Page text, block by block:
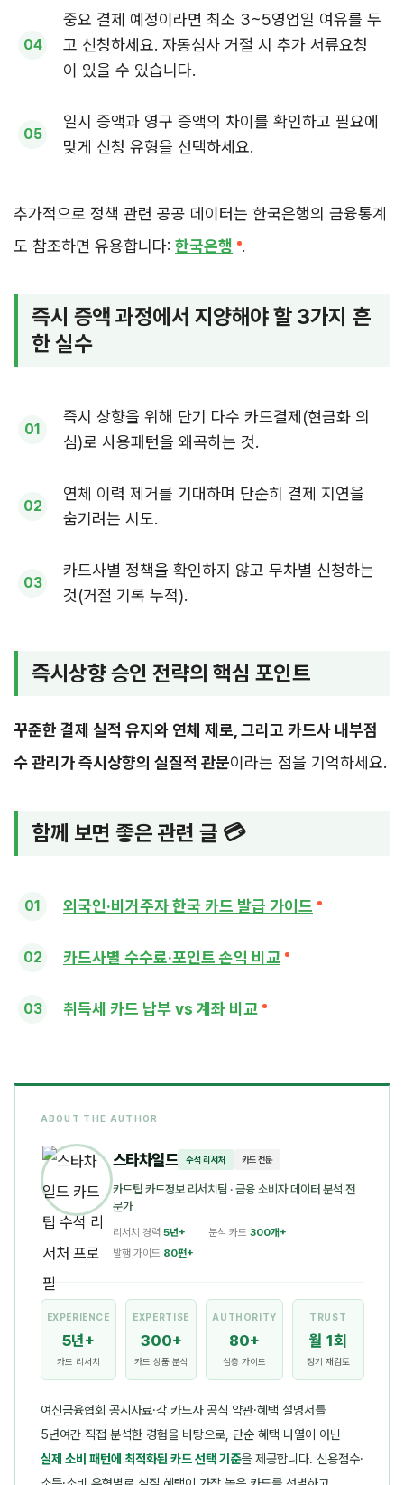
중요 결제 예정이라면 최소 3~5영업일 여유를 두
고 신청하세요. 자동심사 거절 시 추가 서류요청
이 있을 수 있습니다.
일시 증액과 영구 증액의 차이를 확인하고 필요에
맞게 신청 유형을 선택하세요.
추가적으로 정책 관련 공공 데이터는 한국은행의 금융통계
도 참조하면 유용합니다: 한국은행 .
즉시 증액 과정에서 지양해야 할 3가지 흔
한 실수
즉시 상향을 위해 단기 다수 카드결제(현금화 의
심)로 사용패턴을 왜곡하는 것.
연체 이력 제거를 기대하며 단순히 결제 지연을
숨기려는 시도.
카드사별 정책을 확인하지 않고 무차별 신청하는
것(거절 기록 누적).
즉시상향 승인 전략의 핵심 포인트
꾸준한 결제 실적 유지와 연체 제로, 그리고 카드사 내부점
수 관리가 즉시상향의 실질적 관문이라는 점을 기억하세요.
함께 보면 좋은 관련 글 💳
외국인·비거주자 한국 카드 발급 가이드
카드사별 수수료·포인트 손익 비교
취득세 카드 납부 vs 계좌 비교
ABOUT THE AUTHOR
스타차일드 수석 리서처 카드 전문
카드팁 카드정보 리서치팀 · 금융 소비자 데이터 분석 전
문가
리서치 경력 5년+ 분석 카드 300개+
발행 가이드 80편+
EXPERIENCE
5년+
카드 리서치
EXPERTISE
300+
카드 상품 분석
AUTHORITY
80+
심층 가이드
TRUST
월 1회
정기 재검토
여신금융협회 공시자료·각 카드사 공식 약관·혜택 설명서를
5년여간 직접 분석한 경험을 바탕으로, 단순 혜택 나열이 아닌
실제 소비 패턴에 최적화된 카드 선택 기준을 제공합니다. 신용점수·